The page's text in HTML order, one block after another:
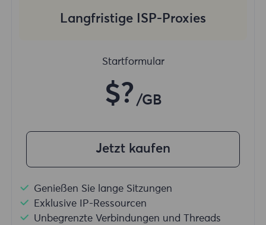
Langfristige ISP-Proxies
Startformular
$? /GB
Jetzt kaufen
Genießen Sie lange Sitzungen
Exklusive IP-Ressourcen
Unbegrenzte Verbindungen und Threads